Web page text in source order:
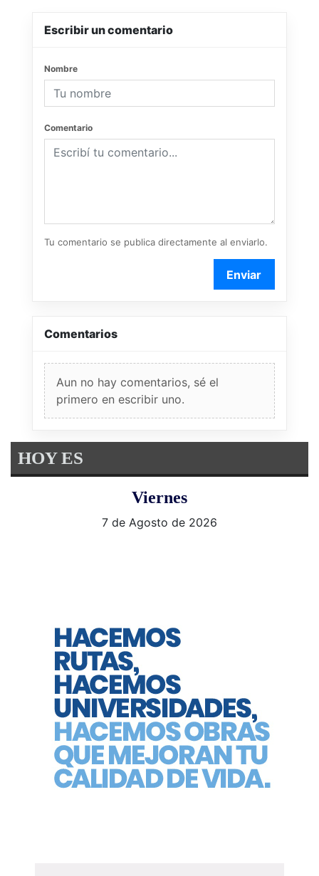
Escribir un comentario
Nombre
Comentario
Tu comentario se publica directamente al enviarlo.
Enviar
Comentarios
Aun no hay comentarios, sé el
primero en escribir uno.
HOY ES
Viernes
7 de Agosto de 2026